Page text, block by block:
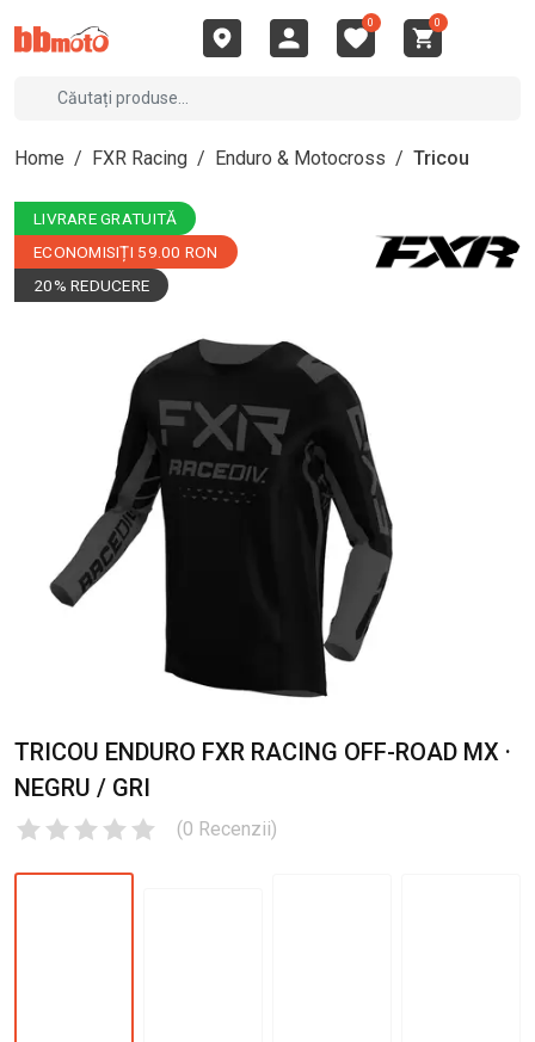
0 0
Home / FXR Racing / Enduro & Motocross / Tricou
LIVRARE GRATUITĂ
ECONOMISIȚI 59.00 RON
20% REDUCERE
TRICOU ENDURO FXR RACING OFF-ROAD MX ·
NEGRU / GRI
(0 Recenzii)